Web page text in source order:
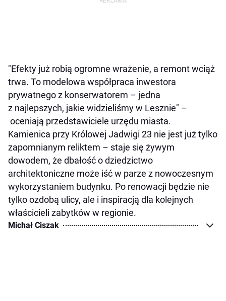
"Efekty już robią ogromne wrażenie, a remont wciąż
trwa. To modelowa współpraca inwestora
prywatnego z konserwatorem – jedna
z najlepszych, jakie widzieliśmy w Lesznie" –
oceniają przedstawiciele urzędu miasta.
Kamienica przy Królowej Jadwigi 23 nie jest już tylko
zapomnianym reliktem – staje się żywym
dowodem, że dbałość o dziedzictwo
architektoniczne może iść w parze z nowoczesnym
wykorzystaniem budynku. Po renowacji będzie nie
tylko ozdobą ulicy, ale i inspiracją dla kolejnych
właścicieli zabytków w regionie.
Michał Ciszak